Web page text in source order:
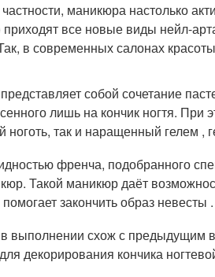
маникюра настолько
все новые виды нейл-
в современных салонах
собой сочетание
лишь на кончик ногтя.
ноготь, так и наращенный гелем
френча, подобранного
Такой маникюр даёт
закончить образ невесты .
выполнении схож с предыдущим
декорирования кончика